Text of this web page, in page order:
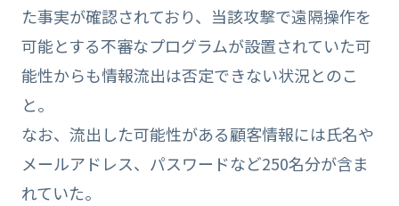
た事実が確認されており、当該攻撃で遠隔操作を
可能とする不審なプログラムが設置されていた可
能性からも情報流出は否定できない状況とのこ
と。
なお、流出した可能性がある顧客情報には氏名や
メールアドレス、パスワードなど250名分が含ま
れていた。